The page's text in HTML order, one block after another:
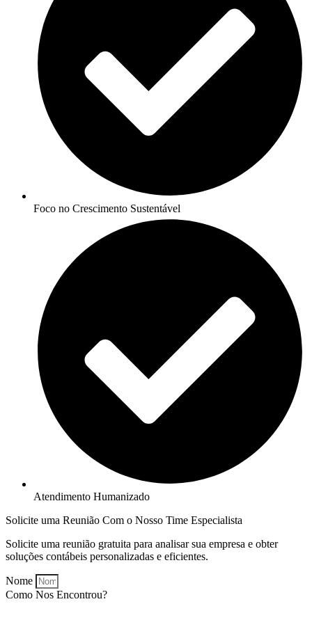
Foco no Crescimento Sustentável
Atendimento Humanizado
Solicite uma Reunião Com o Nosso Time Especialista
Solicite uma reunião gratuita para analisar sua empresa e obter
soluções contábeis personalizadas e eficientes.
Nome
Como Nos Encontrou?